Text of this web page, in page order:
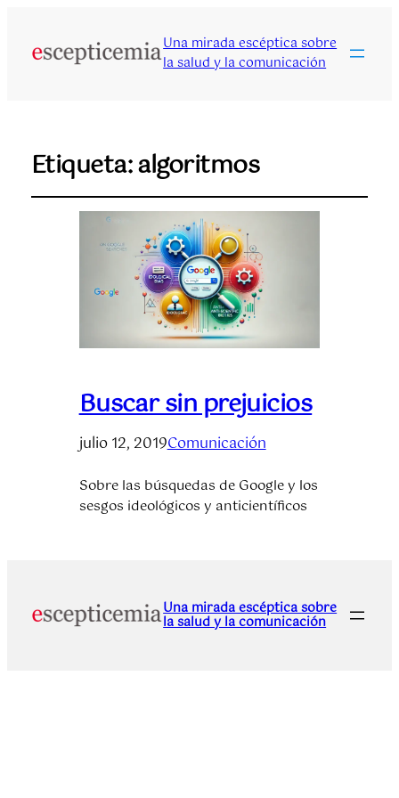
Una mirada escéptica sobre
la salud y la comunicación
Etiqueta:algoritmos
Buscar sin prejuicios
julio 12, 2019Comunicación
Sobre las búsquedas de Google y los
sesgos ideológicos y anticientíficos
Una mirada escéptica sobre
la salud y la comunicación